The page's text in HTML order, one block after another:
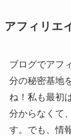
アフィリエ
ブログでアフ
分の秘密基地
ね！私も最初
分からなくて
す。でも、情